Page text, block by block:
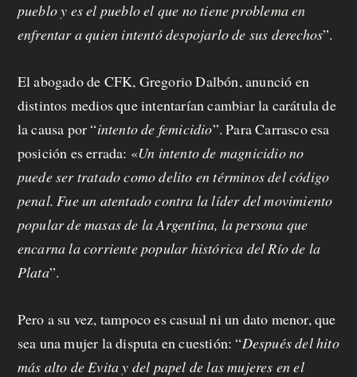
pueblo y es el pueblo el que no tiene problema en
enfrentar a quien intentó despojarlo de sus derechos”.
El abogado de CFK, Gregorio Dalbón, anunció en
distintos medios que intentarían cambiar la carátula de
la causa por “intento de femicidio”. Para Carrasco esa
posición es errada: «Un intento de magnicidio no
puede ser tratado como delito en términos del código
penal. Fue un atentado contra la líder del movimiento
popular de masas de la Argentina, la persona que
encarna la corriente popular histórica del Río de la
Plata”.
Pero a su vez, tampoco es casual ni un dato menor, que
sea una mujer la disputa en cuestión: “Después del hito
más alto de Evita y del papel de las mujeres en el